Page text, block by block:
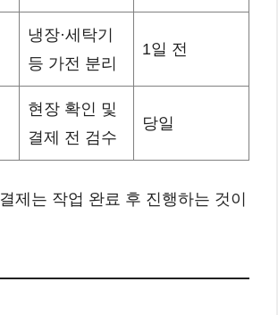
냉장·세탁기
등 가전 분리
1일 전
현장 확인 및
결제 전 검수
당일
결제는 작업 완료 후 진행하는 것이